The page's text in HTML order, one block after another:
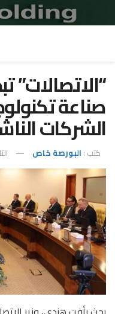
صناعة
الشركات
كتب : البورصة خاص